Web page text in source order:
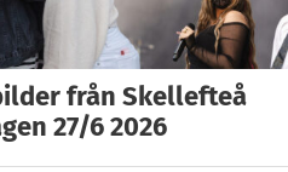
från Skellefteå
27/6 2026